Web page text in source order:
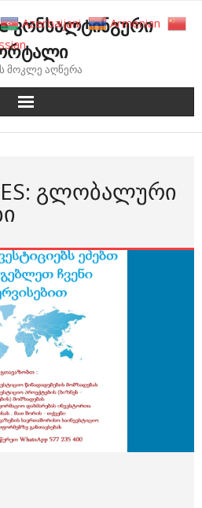
კონსალტინგური
მოკლე აღწერა
ᲒᲚᲝᲑᲐᲚᲣᲠᲘ
Azerbaijani
Armenian